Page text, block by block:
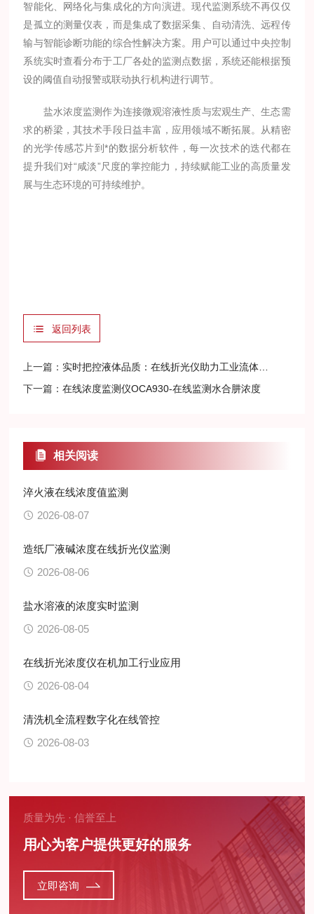
智能化、网络化与集成化的方向演进。现代监测系统不再仅仅
是孤立的测量仪表，而是集成了数据采集、自动清洗、远程传
输与智能诊断功能的综合性解决方案。用户可以通过中央控制
系统实时查看分布于工厂各处的监测点数据，系统还能根据预
设的阈值自动报警或联动执行机构进行调节。
盐水浓度监测作为连接微观溶液性质与宏观生产、生态需
求的桥梁，其技术手段日益丰富，应用领域不断拓展。从精密
的光学传感芯片到*的数据分析软件，每一次技术的迭代都在
提升我们对“咸淡”尺度的掌控能力，持续赋能工业的高质量发
展与生态环境的可持续维护。
返回列表
上一篇： 实时把控液体品质：在线折光仪助力工业流体精准管控
下一篇：在线浓度监测仪OCA930-在线监测水合肼浓度
相关阅读
淬火液在线浓度值监测
2026-08-07
造纸厂液碱浓度在线折光仪监测
2026-08-06
盐水溶液的浓度实时监测
2026-08-05
在线折光浓度仪在机加工行业应用
2026-08-04
清洗机全流程数字化在线管控
2026-08-03
质量为先 · 信誉至上
用心为客户提供更好的服务
立即咨询